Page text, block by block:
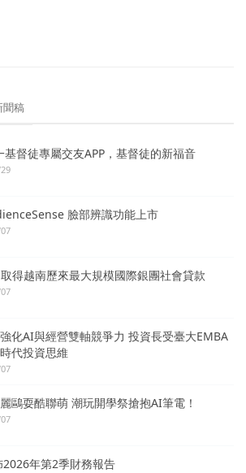
聞稿
基督徒專屬交友APP，基督徒的新福音
臉部辨識功能上市
得越南歷來最大規模國際銀團社會貸款
化AI與經營雙軸競爭力 投資長受臺大EMBA
代投資思維
鷗耍酷聯萌 潮玩開學祭搶抱AI筆電！
年第2季財務報告